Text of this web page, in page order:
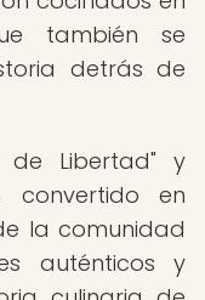
también se
detrás de
de Libertad" y
convertido en
la comunidad
auténticos y